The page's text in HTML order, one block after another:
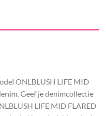
ONLBLUSH LIFE MID
Geef je denimcollectie
LIFE MID FLARED